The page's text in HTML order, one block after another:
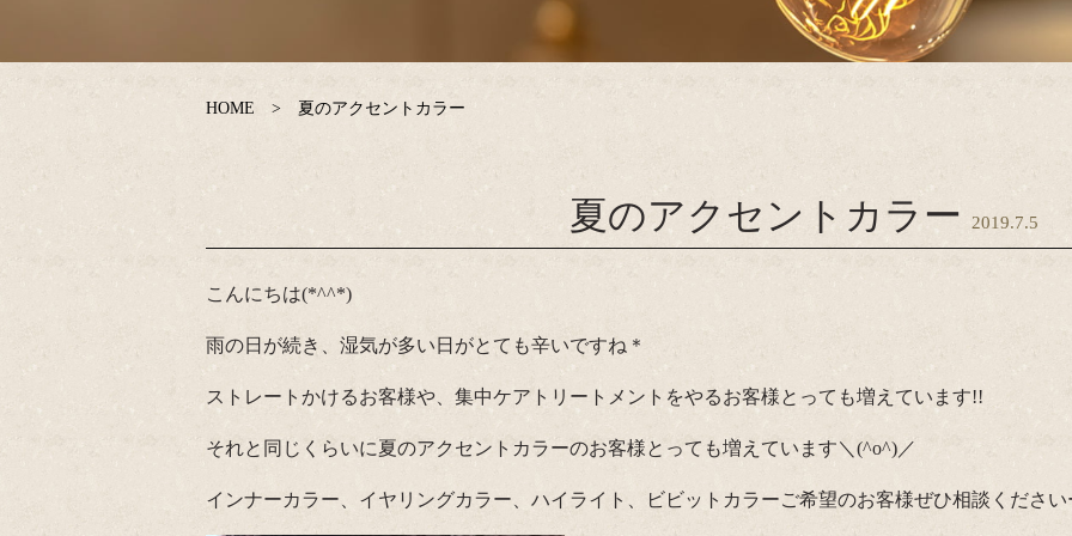
HOME 夏のアクセントカラー
夏のアクセントカラー 2019.7.5
こんにちは(*^^*)
雨の日が続き、湿気が多い日がとても辛いですね＊
ストレートかけるお客様や、集中ケアトリートメントをやるお客様とっても増えています!!
それと同じくらいに夏のアクセントカラーのお客様とっても増えています＼(^o^)／
インナーカラー、イヤリングカラー、ハイライト、ビビットカラーご希望のお客様ぜひ相談くださ